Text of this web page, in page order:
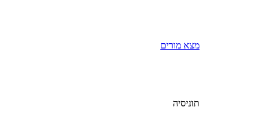
מצא מורים
תוניסיה